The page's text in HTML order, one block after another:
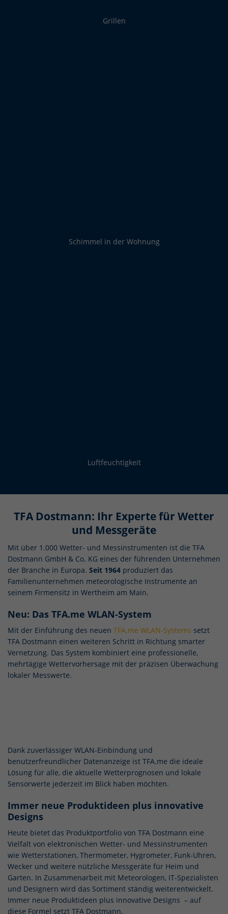
Grillen
Schimmel in der Wohnung
Luftfeuchtigkeit
TFA Dostmann: Ihr Experte für Wetter
und Messgeräte
Mit über 1.000 Wetter- und Messinstrumenten ist die TFA
Dostmann GmbH & Co. KG eines der führenden Unternehmen
der Branche in Europa. Seit 1964 produziert das
Familienunternehmen meteorologische Instrumente an
seinem Firmensitz in Wertheim am Main.
Neu: Das TFA.me WLAN-System
Mit der Einführung des neuen TFA.me WLAN-Systems setzt
TFA Dostmann einen weiteren Schritt in Richtung smarter
Vernetzung. Das System kombiniert eine professionelle,
mehrtägige Wettervorhersage mit der präzisen Überwachung
lokaler Messwerte.
Dank zuverlässiger WLAN-Einbindung und
benutzerfreundlicher Datenanzeige ist TFA.me die ideale
Lösung für alle, die aktuelle Wetterprognosen und lokale
Sensorwerte jederzeit im Blick haben möchten.
Immer neue Produktideen plus innovative
Designs
Heute bietet das Produktportfolio von TFA Dostmann eine
Vielfalt von elektronischen Wetter- und Messinstrumenten
wie Wetterstationen, Thermometer, Hygrometer, Funk-Uhren,
Wecker und weitere nützliche Messgeräte für Heim und
Garten. In Zusammenarbeit mit Meteorologen, IT-Spezialisten
und Designern wird das Sortiment ständig weiterentwickelt.
Immer neue Produktideen plus innovative Designs – auf
diese Formel setzt TFA Dostmann.